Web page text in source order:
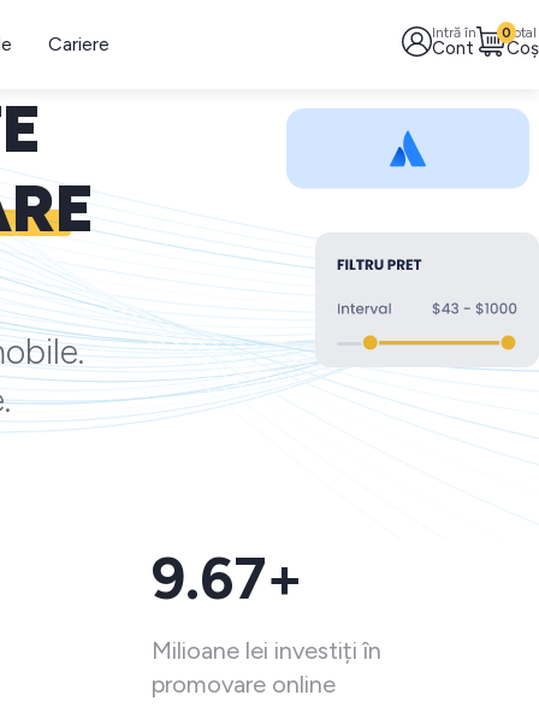
Cariere Intră în
Cont
Total
Coș
0
9.67+
Milioane lei investiți în
promovare online